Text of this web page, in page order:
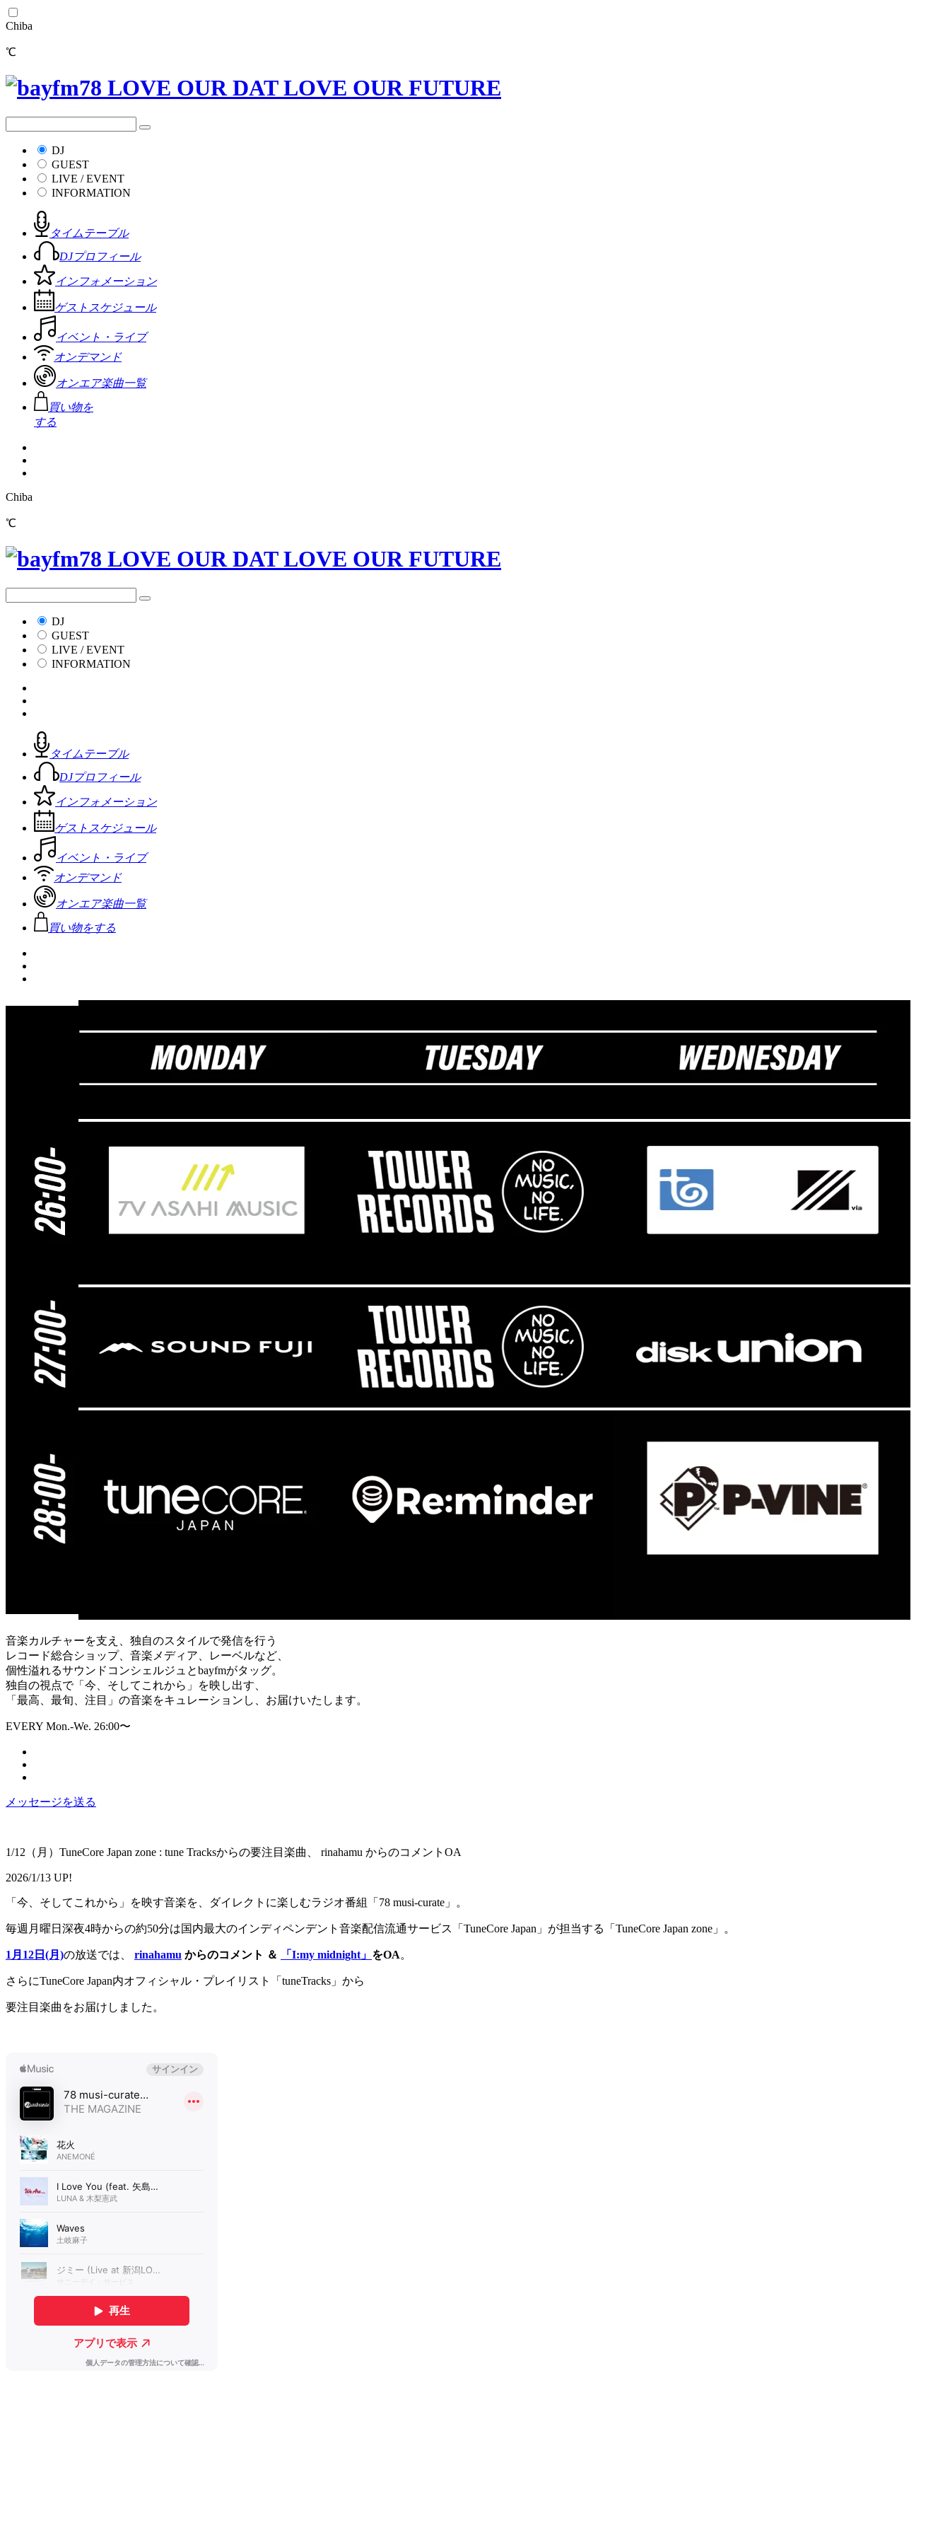
Chiba
℃
DJ
GUEST
LIVE / EVENT
INFORMATION
タイムテーブル
DJプロフィール
インフォメーション
ゲストスケジュール
イベント・ライブ
オンデマンド
オンエア楽曲一覧
買い物を
する
Chiba
℃
DJ
GUEST
LIVE / EVENT
INFORMATION
タイムテーブル
DJプロフィール
インフォメーション
ゲストスケジュール
イベント・ライブ
オンデマンド
オンエア楽曲一覧
買い物をする
音楽カルチャーを支え、独自のスタイルで発信を行う
レコード総合ショップ、音楽メディア、レーベルなど、
個性溢れるサウンドコンシェルジュとbayfmがタッグ。
独自の視点で「今、そしてこれから」を映し出す、
「最高、最旬、注目」の音楽をキュレーションし、お届けいたします。
EVERY Mon.-We. 26:00〜
メッセージを送る
1/12（月）TuneCore Japan zone : tune Tracksからの要注目楽曲、 rinahamu からのコメントOA
2026/1/13 UP!
「今、そしてこれから」を映す音楽を、ダイレクトに楽しむラジオ番組「78 musi-curate」。
毎週月曜日深夜4時からの約50分は国内最大のインディペンデント音楽配信流通サービス「TuneCore Japan」が担当する「TuneCore Japan zone」。
1月12日(月)の放送では、 rinahamu からのコメント ＆ 「I:my midnight」 をOA。
さらにTuneCore Japan内オフィシャル・プレイリスト「tuneTracks」から
要注目楽曲をお届けしました。